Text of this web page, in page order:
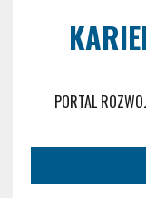
PORTAL